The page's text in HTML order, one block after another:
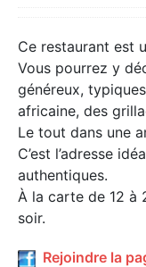
Ce restaurant est
Vous pourrez y
généreux,
africaine, des
Le tout dans une
C’est l’adresse
authentiques.
À la carte de 12 à
soir.
Rejoindre la